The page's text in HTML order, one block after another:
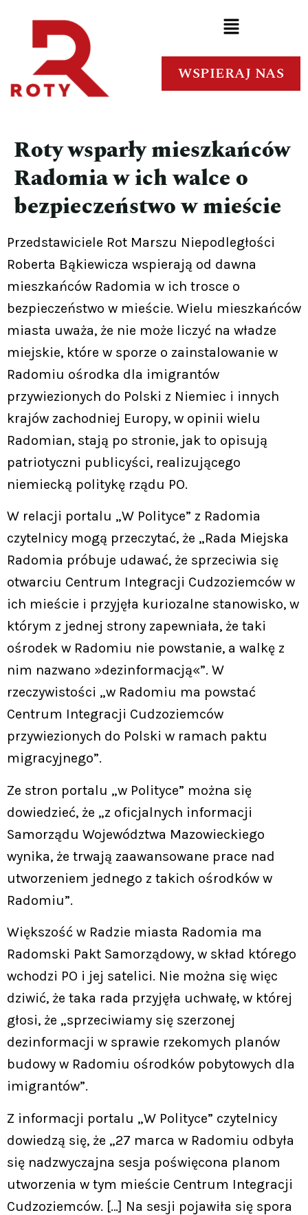
WSPIERAJ NAS
Roty wsparły mieszkańców
Radomia w ich walce o
bezpieczeństwo w mieście
Przedstawiciele Rot Marszu Niepodległości
Roberta Bąkiewicza wspierają od dawna
mieszkańców Radomia w ich trosce o
bezpieczeństwo w mieście. Wielu mieszkańców
miasta uważa, że nie może liczyć na władze
miejskie, które w sporze o zainstalowanie w
Radomiu ośrodka dla imigrantów
przywiezionych do Polski z Niemiec i innych
krajów zachodniej Europy, w opinii wielu
Radomian, stają po stronie, jak to opisują
patriotyczni publicyści, realizującego
niemiecką politykę rządu PO.
W relacji portalu „W Polityce” z Radomia
czytelnicy mogą przeczytać, że „Rada Miejska
Radomia próbuje udawać, że sprzeciwia się
otwarciu Centrum Integracji Cudzoziemców w
ich mieście i przyjęła kuriozalne stanowisko, w
którym z jednej strony zapewniała, że taki
ośrodek w Radomiu nie powstanie, a walkę z
nim nazwano »dezinformacją«”. W
rzeczywistości „w Radomiu ma powstać
Centrum Integracji Cudzoziemców
przywiezionych do Polski w ramach paktu
migracyjnego”.
Ze stron portalu „w Polityce” można się
dowiedzieć, że „z oficjalnych informacji
Samorządu Województwa Mazowieckiego
wynika, że trwają zaawansowane prace nad
utworzeniem jednego z takich ośrodków w
Radomiu”.
Większość w Radzie miasta Radomia ma
Radomski Pakt Samorządowy, w skład którego
wchodzi PO i jej satelici. Nie można się więc
dziwić, że taka rada przyjęła uchwałę, w której
głosi, że „sprzeciwiamy się szerzonej
dezinformacji w sprawie rzekomych planów
budowy w Radomiu ośrodków pobytowych dla
imigrantów”.
Z informacji portalu „W Polityce” czytelnicy
dowiedzą się, że „27 marca w Radomiu odbyła
się nadzwyczajna sesja poświęcona planom
utworzenia w tym mieście Centrum Integracji
Cudzoziemców. […] Na sesji pojawiła się spora